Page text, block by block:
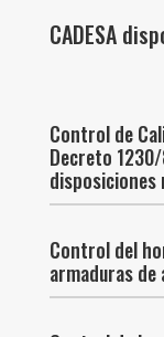
CADESA
Control de
Decreto
disposiciones
Control del
armaduras de